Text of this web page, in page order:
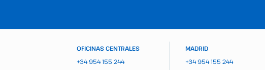
OFICINAS CENTRALES
+34 954 155 244
MADRID
+34 954 155 244